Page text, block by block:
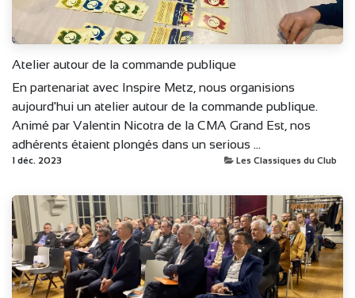
Atelier autour de la commande publique
En partenariat avec Inspire Metz, nous organisions
aujourd'hui un atelier autour de la commande publique.
Animé par Valentin Nicotra de la CMA Grand Est, nos
adhérents étaient plongés dans un serious ...
1 déc. 2023 Les Classiques du Club